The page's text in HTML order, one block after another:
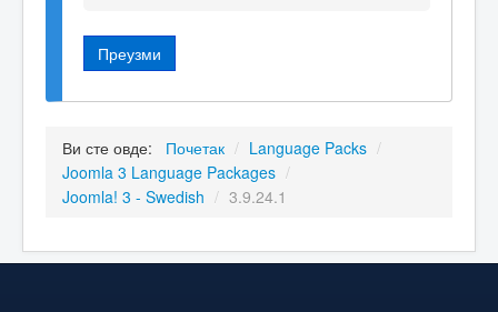
Преузми
Ви сте овде: Почетак / Language Packs /
Joomla 3 Language Packages /
Joomla! 3 - Swedish / 3.9.24.1